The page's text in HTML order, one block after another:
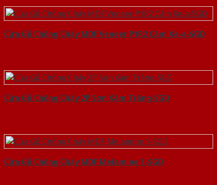
Cửa Gỗ Chống Cháy MDF Veneer P1R2 Căm Xe-a-SGD
Cửa Gỗ Chống Cháy 2P Sơn Xám Trắng-SGD
Cửa Gỗ Chống Cháy MDF Melamine 1-SGD